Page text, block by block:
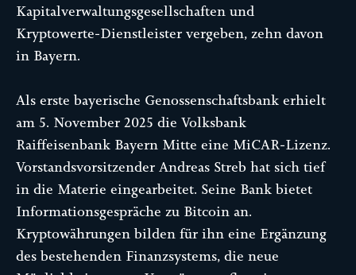
Kapitalverwaltungsgesellschaften und
Kryptowerte-Dienstleister vergeben, zehn davon
in Bayern.
Als erste bayerische Genossenschaftsbank erhielt
am 5. November 2025 die Volksbank
Raiffeisenbank Bayern Mitte eine MiCAR-Lizenz.
Vorstandsvorsitzender Andreas Streb hat sich tief
in die Materie eingearbeitet. Seine Bank bietet
Informationsgespräche zu Bitcoin an.
Kryptowährungen bilden für ihn eine Ergänzung
des bestehenden Finanzsystems, die neue